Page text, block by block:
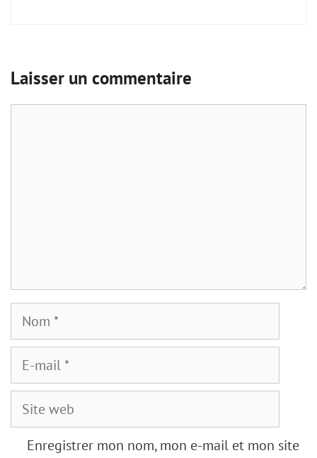
Laisser un commentaire
Nom
Site
Enregistrer mon nom, mon e-mail et mon site